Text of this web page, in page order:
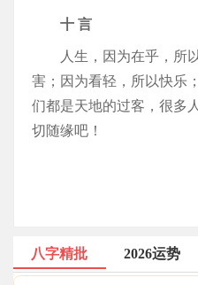
十 言
人生，因为在乎，所
害；因为看轻，所以快乐
们都是天地的过客，很多
切随缘吧！
八字精批 2026运势